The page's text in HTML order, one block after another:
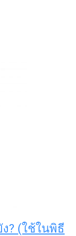
? (ใช้ในพิธี